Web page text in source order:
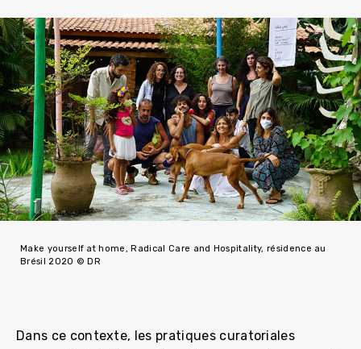
Make yourself at home, Radical Care and Hospitality, résidence au
Brésil 2020 © DR
Dans ce contexte, les pratiques curatoriales